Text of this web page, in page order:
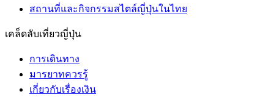
สถานที่และกิจกรรมสไตล์ญี่ปุ่นในไทย
เคล็ดลับเที่ยวญี่ปุ่น
การเดินทาง
มารยาทควรรู้
เกี่ยวกับเรื่องเงิน